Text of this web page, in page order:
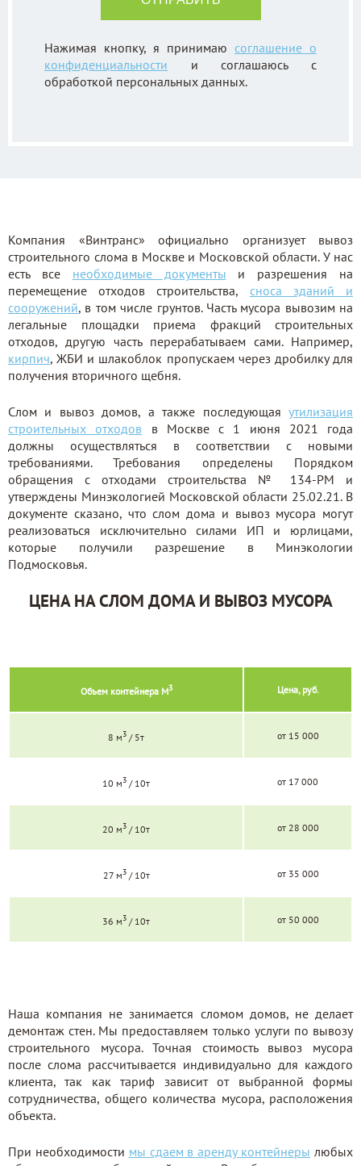
Нажимая кнопку, я принимаю соглашение о
конфиденциальности и соглашаюсь с
обработкой персональных данных.
Компания «Винтранс» официально организует вывоз
строительного слома в Москве и Московской области. У нас
есть все необходимые документы и разрешения на
перемещение отходов строительства, сноса зданий и
сооружений, в том числе грунтов. Часть мусора вывозим на
легальные площадки приема фракций строительных
отходов, другую часть перерабатываем сами. Например,
кирпич, ЖБИ и шлакоблок пропускаем через дробилку для
получения вторичного щебня.
Слом и вывоз домов, а также последующая утилизация
строительных отходов в Москве с 1 июня 2021 года
должны осуществляться в соответствии с новыми
требованиями. Требования определены Порядком
обращения с отходами строительства № 134-РМ и
утверждены Минэкологией Московской области 25.02.21. В
документе сказано, что слом дома и вывоз мусора могут
реализоваться исключительно силами ИП и юрлицами,
которые получили разрешение в Минэкологии
Подмосковья.
ЦЕНА НА СЛОМ ДОМА И ВЫВОЗ МУСОРА
Объем контейнера М3 Цена, руб.
8 м3 / 5т от 15 000
10 м3 / 10т от 17 000
20 м3 / 10т от 28 000
27 м3/ 10т от 35 000
36 м3 / 10т от 50 000
Наша компания не занимается сломом домов, не делает
демонтаж стен. Мы предоставляем только услуги по вывозу
строительного мусора. Точная стоимость вывоз мусора
после слома рассчитывается индивидуально для каждого
клиента, так как тариф зависит от выбранной формы
сотрудничества, общего количества мусора, расположения
объекта.
При необходимости мы сдаем в аренду контейнеры любых